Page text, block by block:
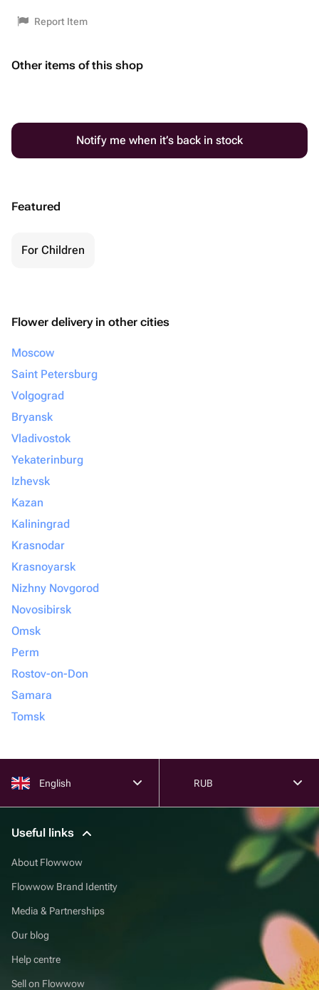
Report Item
Other items of this shop
Notify me when it’s back in stock
Featured
For Children
Flower delivery in other cities
Moscow
Saint Petersburg
Volgograd
Bryansk
Vladivostok
Yekaterinburg
Izhevsk
Kazan
Kaliningrad
Krasnodar
Krasnoyarsk
Nizhny Novgorod
Novosibirsk
Omsk
Perm
Rostov-on-Don
Samara
Tomsk
English RUB
Useful links
About Flowwow
Flowwow Brand Identity
Media & Partnerships
Our blog
Help centre
Sell on Flowwow